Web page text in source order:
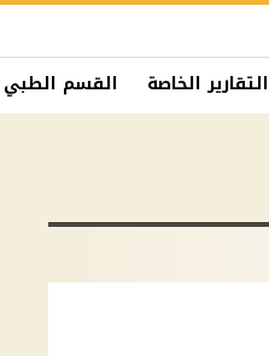
التقارير الخاصة القسم الطبي